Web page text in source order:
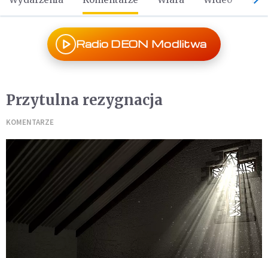
Radio DEON Modlitwa
Przytulna rezygnacja
KOMENTARZE